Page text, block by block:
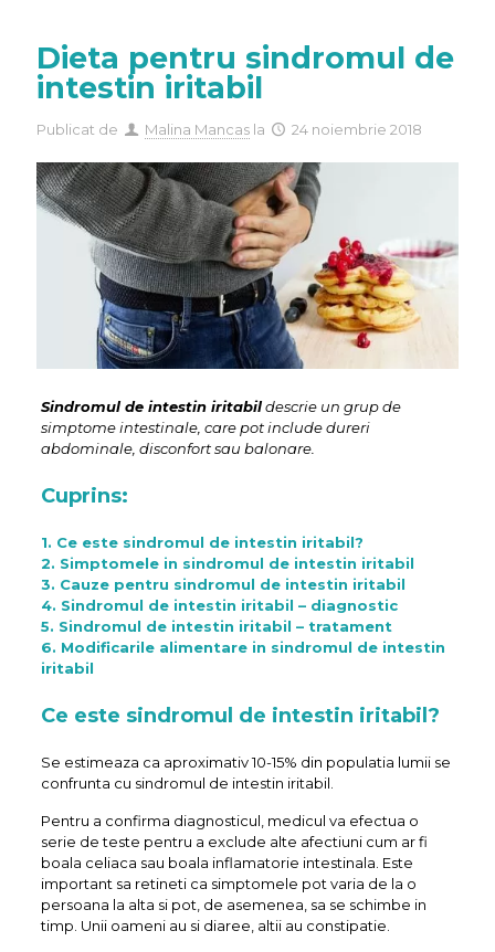
Dieta pentru sindromul de
intestin iritabil
Publicat de Malina Mancas la 24 noiembrie 2018
Sindromul de intestin iritabildescrie un grup de
simptome intestinale, care pot include dureri
abdominale, disconfort sau balonare.
Cuprins:
1. Ce este sindromul de intestin iritabil?
2. Simptomele in sindromul de intestin iritabil
3. Cauze pentru sindromul de intestin iritabil
4. Sindromul de intestin iritabil – diagnostic
5. Sindromul de intestin iritabil – tratament
6. Modificarile alimentare in sindromul de intestin
iritabil
Ce este sindromul de intestin iritabil?
Se estimeaza ca aproximativ 10-15% din populatia lumii se
confrunta cu sindromul de intestin iritabil.
Pentru a confirma diagnosticul, medicul va efectua o
serie de teste pentru a exclude alte afectiuni cum ar fi
boala celiaca sau boala inflamatorie intestinala. Este
important sa retineti ca simptomele pot varia de la o
persoana la alta si pot, de asemenea, sa se schimbe in
timp. Unii oameni au si diaree, altii au constipatie.